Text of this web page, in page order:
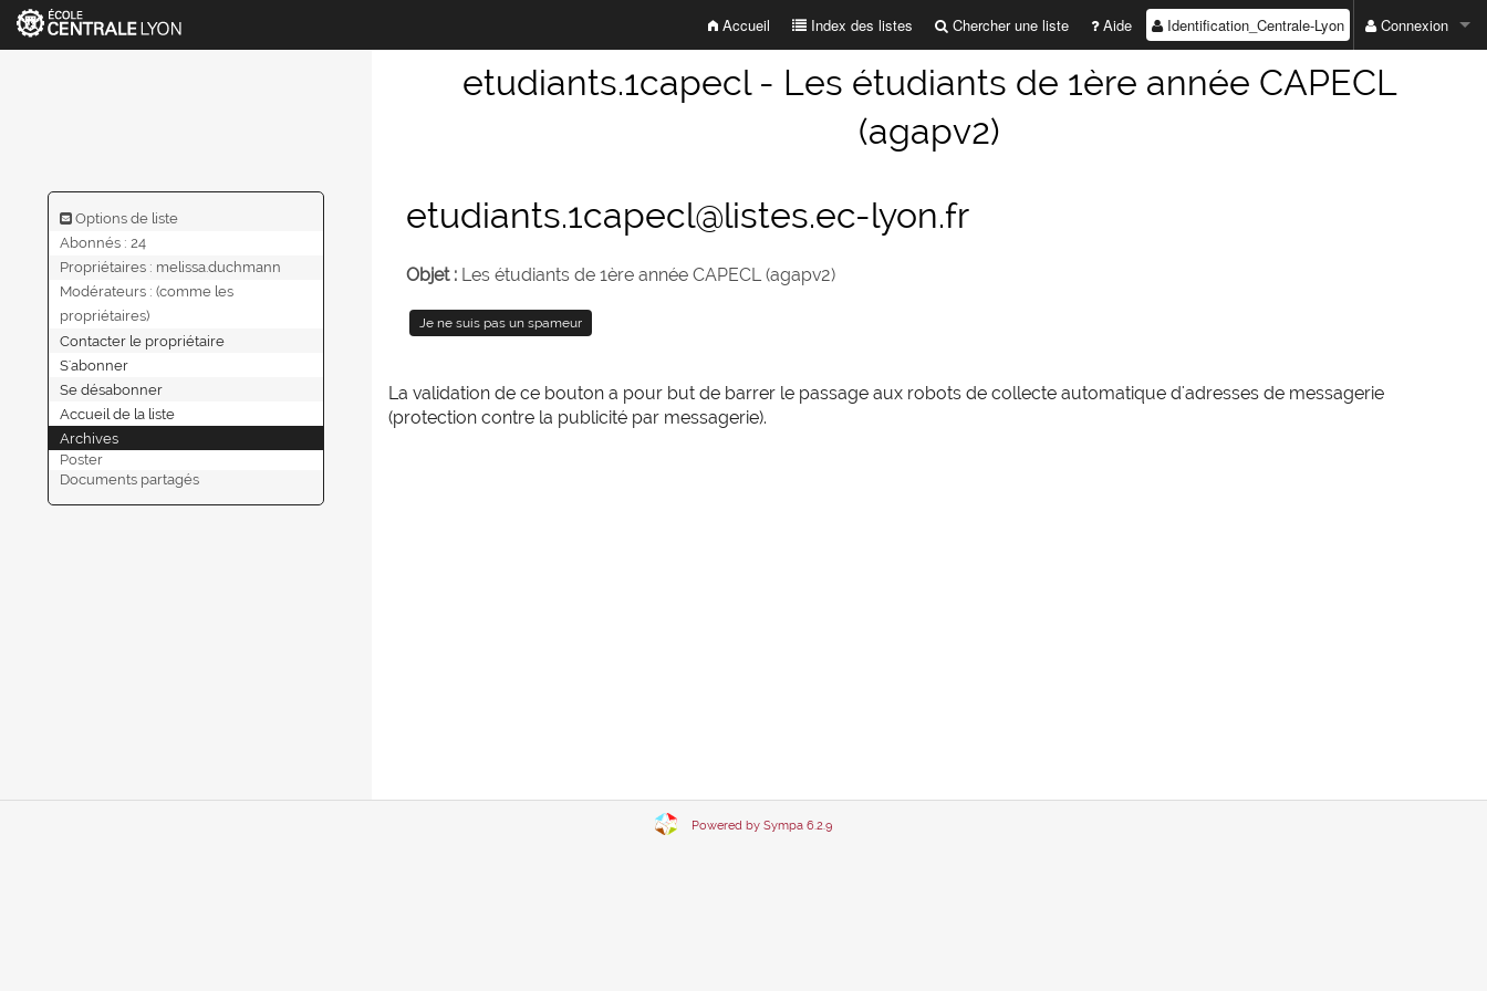
Accueil Index des listes Chercher une liste Aide Identification_Centrale-Lyon Connexion
ADRESSE EMAIL :
etudiants.1capecl - Les étudiants de 1ère année CAPECL
(agapv2)
Options de liste
Abonnés : 24
Propriétaires : melissa.duchmann
Modérateurs : (comme les
propriétaires)
Contacter le propriétaire
S'abonner
Se désabonner
Accueil de la liste
Archives
Poster
Documents partagés
etudiants.1capecl@listes.ec-lyon.fr
Objet : Les étudiants de 1ère année CAPECL (agapv2)
La validation de ce bouton a pour but de barrer le passage aux robots de collecte automatique d'adresses de messagerie
(protection contre la publicité par messagerie).
Powered by Sympa 6.2.9